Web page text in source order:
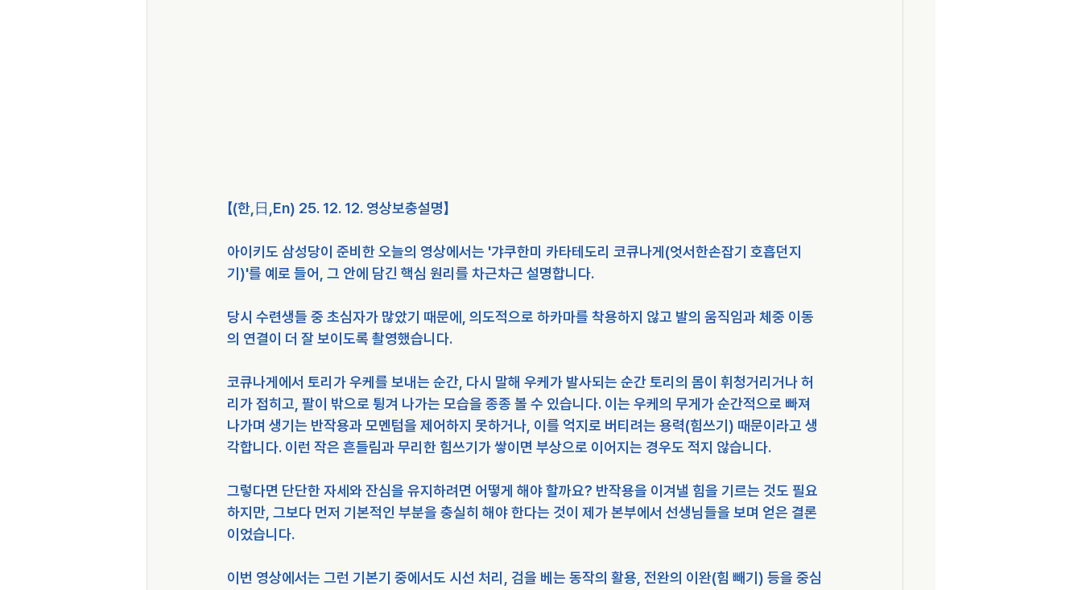
【(한,日,En) 25. 12. 12. 영상보충설명】
아이키도 삼성당이 준비한 오늘의 영상에서는 '갸쿠한미 카타테도리 코큐나게(엇서한손잡기 호흡던지
기)'를 예로 들어, 그 안에 담긴 핵심 원리를 차근차근 설명합니다.
당시 수련생들 중 초심자가 많았기 때문에, 의도적으로 하카마를 착용하지 않고 발의 움직임과 체중 이동
의 연결이 더 잘 보이도록 촬영했습니다.
코큐나게에서 토리가 우케를 보내는 순간, 다시 말해 우케가 발사되는 순간 토리의 몸이 휘청거리거나 허
리가 접히고, 팔이 밖으로 튕겨 나가는 모습을 종종 볼 수 있습니다. 이는 우케의 무게가 순간적으로 빠져
나가며 생기는 반작용과 모멘텀을 제어하지 못하거나, 이를 억지로 버티려는 용력(힘쓰기) 때문이라고 생
각합니다. 이런 작은 흔들림과 무리한 힘쓰기가 쌓이면 부상으로 이어지는 경우도 적지 않습니다.
그렇다면 단단한 자세와 잔심을 유지하려면 어떻게 해야 할까요? 반작용을 이겨낼 힘을 기르는 것도 필요
하지만, 그보다 먼저 기본적인 부분을 충실히 해야 한다는 것이 제가 본부에서 선생님들을 보며 얻은 결론
이었습니다.
이번 영상에서는 그런 기본기 중에서도 시선 처리, 검을 베는 동작의 활용, 전완의 이완(힘 빼기) 등을 중심